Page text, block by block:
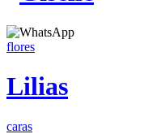
flores
Lilias
caras